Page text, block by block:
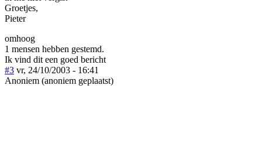
Groetjes,
Pieter
omhoog
1 mensen hebben gestemd.
Ik vind dit een goed bericht
#3 vr, 24/10/2003 - 16:41
Anoniem (anoniem geplaatst)